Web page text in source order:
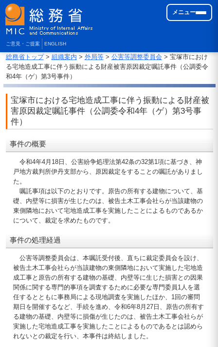
ご意見・ご提案 ENGLISH
メニュー
総務省トップ> 組織案内 > 外局等> 公害等調整委員会 > 宝塚市におけ
る宅地造成工事に伴う振動による財産被害原因裁定嘱託事件（公調委令
和4年（ゲ）第3号事件）
宝塚市における宅地造成工事に伴う振動による財産被
害原因裁定嘱託事件（公調委令和4年（ゲ）第3号事
件）
事件の概要
令和4年4月18日、公害紛争処理法第42条の32第1項に基づき、神
戸地方裁判所伊丹支部から、原因裁定をすることの嘱託がありまし
た。
嘱託事項は以下のとおりです。原告の所有する建物について、基
礎、内壁等に損害が生じたのは、被告土木工事会社らが当該建物の
東側隣地において宅地造成工事を実施したことによるものであるか
について、裁定を求めたものです。
事件の処理経過
公害等調整委員会は、本嘱託受付後、直ちに裁定委員会を設け、
被告土木工事会社らが当該建物の東側隣地において実施した宅地造
成工事と原告の所有する建物の基礎、内壁等に生じた損害との因果
関係に関する専門的事項を調査するために必要な専門委員1人を選
任するとともに事務局による現地調査を実施したほか、1回の審問
期日を開催するなど、手続を進め、令和6年8月27日、原告の所有す
る建物の基礎、内壁等に損傷が生じたのは、被告土木工事会社らが
実施した宅地造成工事を実施したことによるものであるとは認めら
れないとの裁定を行い、本事件は終結しました。